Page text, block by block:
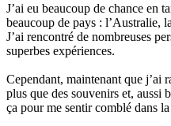
J’ai eu beaucoup de chance en
beaucoup de pays : l’Australie,
J’ai rencontré de nombreuses
superbes expériences.
Cependant, maintenant que j’ai
plus que des souvenirs et, aussi
ça pour me sentir comblé dans